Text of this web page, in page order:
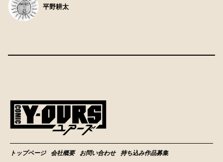
平野耕太
トップページ 会社概要 お問い合わせ 持ち込み作品募集